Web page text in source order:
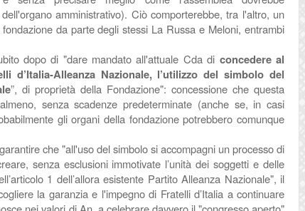
amministrativo). Ciò comporterebbe, tra l'altro, un
da parte degli stessi La Russa e Meloni, entrambi
dopo di "dare mandato all'attuale Cda di concedere al
d’Italia-Alleanza Nazionale, l’utilizzo del simbolo del
”, di proprietà della Fondazione": concessione che questa
senza scadenze predeterminate (anche se, in casi
gli organi della fondazione potrebbero comunque
garantire che "all'uso del simbolo si accompagni un processo di
senza esclusioni immotivate l’unità dei soggetti e delle
1 dell’allora esistente Partito Alleanza Nazionale", il
la garanzia e l'impegno di Fratelli d’Italia a continuare